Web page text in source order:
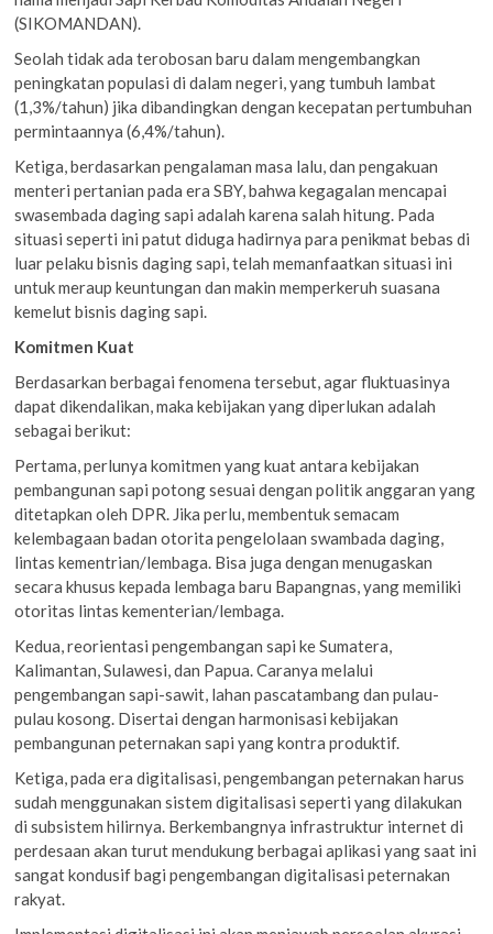
(SIKOMANDAN).
Seolah tidak ada terobosan baru dalam mengembangkan
peningkatan populasi di dalam negeri, yang tumbuh lambat
(1,3%/tahun) jika dibandingkan dengan kecepatan pertumbuhan
permintaannya (6,4%/tahun).
Ketiga, berdasarkan pengalaman masa lalu, dan pengakuan
menteri pertanian pada era SBY, bahwa kegagalan mencapai
swasembada daging sapi adalah karena salah hitung. Pada
situasi seperti ini patut diduga hadirnya para penikmat bebas di
luar pelaku bisnis daging sapi, telah memanfaatkan situasi ini
untuk meraup keuntungan dan makin memperkeruh suasana
kemelut bisnis daging sapi.
Komitmen Kuat
Berdasarkan berbagai fenomena tersebut, agar fluktuasinya
dapat dikendalikan, maka kebijakan yang diperlukan adalah
sebagai berikut:
Pertama, perlunya komitmen yang kuat antara kebijakan
pembangunan sapi potong sesuai dengan politik anggaran yang
ditetapkan oleh DPR. Jika perlu, membentuk semacam
kelembagaan badan otorita pengelolaan swambada daging,
lintas kementrian/lembaga. Bisa juga dengan menugaskan
secara khusus kepada lembaga baru Bapangnas, yang memiliki
otoritas lintas kementerian/lembaga.
Kedua, reorientasi pengembangan sapi ke Sumatera,
Kalimantan, Sulawesi, dan Papua. Caranya melalui
pengembangan sapi-sawit, lahan pascatambang dan pulau-
pulau kosong. Disertai dengan harmonisasi kebijakan
pembangunan peternakan sapi yang kontra produktif.
Ketiga, pada era digitalisasi, pengembangan peternakan harus
sudah menggunakan sistem digitalisasi seperti yang dilakukan
di subsistem hilirnya. Berkembangnya infrastruktur internet di
perdesaan akan turut mendukung berbagai aplikasi yang saat ini
sangat kondusif bagi pengembangan digitalisasi peternakan
rakyat.